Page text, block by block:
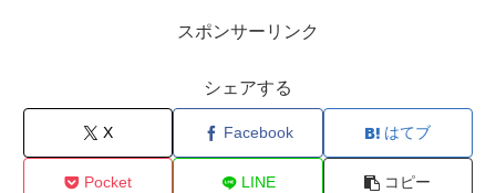
スポンサーリンク
シェアする
X Facebook はてブ
Pocket LINE コピー